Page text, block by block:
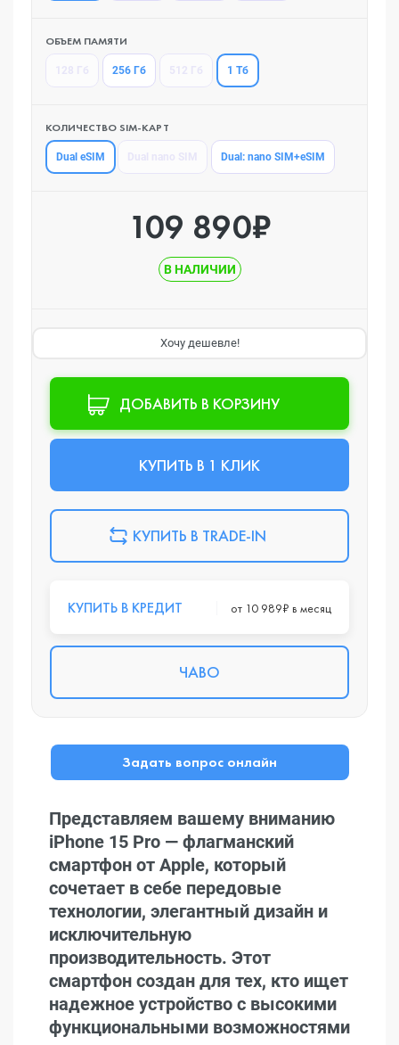
ОБЪЕМ ПАМЯТИ
256 Гб 1 Тб
КОЛИЧЕСТВО SIM-КАРТ
Dual eSIM Dual: nano SIM+eSIM
109 890₽
В НАЛИЧИИ
Хочу дешевле!
ДОБАВИТЬ В КОРЗИНУ
КУПИТЬ В 1 КЛИК
КУПИТЬ В TRADE-IN
КУПИТЬ В КРЕДИТ от 10 989₽ в месяц
ЧАВО
Задать вопрос онлайн
Представляем вашему вниманию
iPhone 15 Pro — флагманский
смартфон от Apple, который
сочетает в себе передовые
технологии, элегантный дизайн и
исключительную
производительность. Этот
смартфон создан для тех, кто ищет
надежное устройство с высокими
функциональными возможностями